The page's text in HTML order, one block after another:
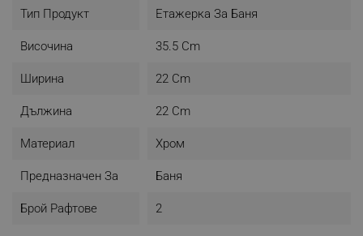
Тип Продукт Етажерка За Баня
Височина 35.5 Cm
Ширина 22 Cm
Дължина 22 Cm
Материал Хром
Предназначен За Баня
Брой Рафтове 2